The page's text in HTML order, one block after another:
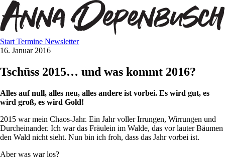
Start Termine Newsletter
16. Januar 2016
Tschüss 2015… und was kommt 2016?
Alles auf null, alles neu, alles andere ist vorbei. Es wird gut, es
wird groß, es wird Gold!
2015 war mein Chaos-Jahr. Ein Jahr voller Irrungen, Wirrungen und
Durcheinander. Ich war das Fräulein im Walde, das vor lauter Bäumen
den Wald nicht sieht. Nun bin ich froh, dass das Jahr vorbei ist.
Aber was war los?